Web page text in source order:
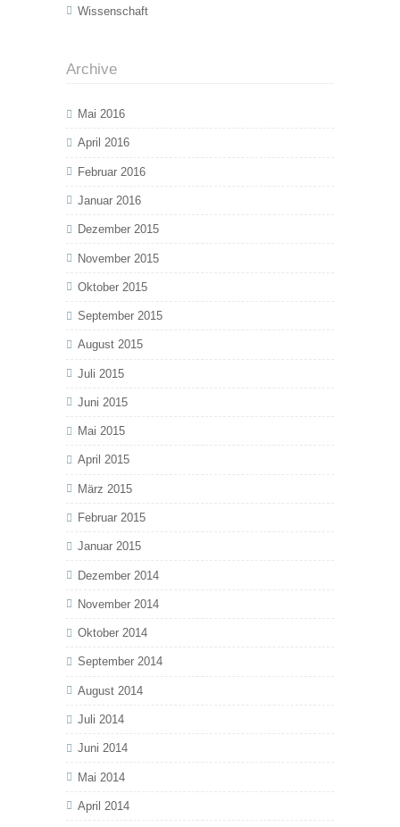
Wissenschaft
Archive
Mai 2016
April 2016
Februar 2016
Januar 2016
Dezember 2015
November 2015
Oktober 2015
September 2015
August 2015
Juli 2015
Juni 2015
Mai 2015
April 2015
März 2015
Februar 2015
Januar 2015
Dezember 2014
November 2014
Oktober 2014
September 2014
August 2014
Juli 2014
Juni 2014
Mai 2014
April 2014